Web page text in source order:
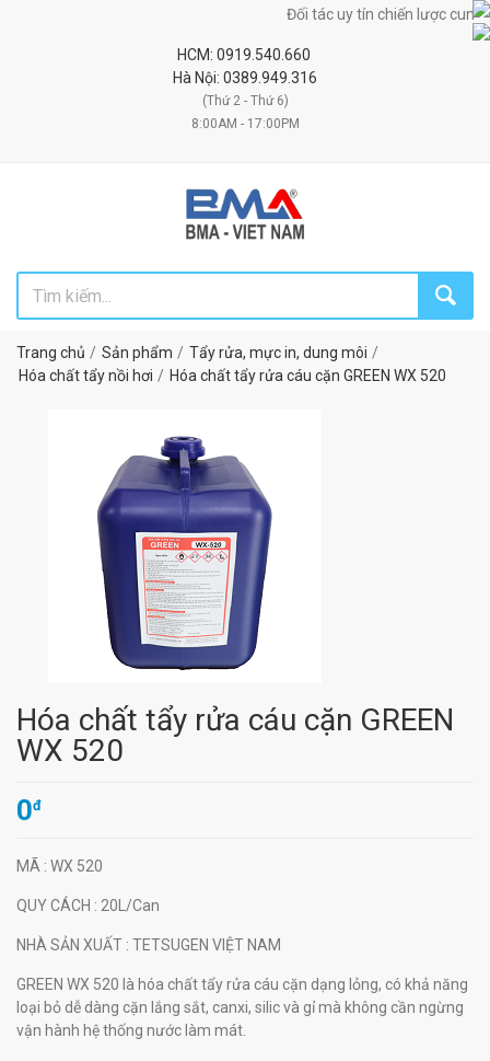
Đối tác uy tín chiến lược cung
HCM: 0919.540.660
Hà Nội: 0389.949.316
(Thứ 2 - Thứ 6)
8:00AM - 17:00PM
Trang chủ Sản phẩm
Tẩy rửa, mực in, dung môi
Hóa chất tẩy nồi hơi
Hóa chất tẩy rửa cáu cặn GREEN WX 520
Hóa chất tẩy rửa cáu cặn GREEN
WX 520
0đ
MÃ : WX 520
QUY CÁCH : 20L/Can
NHÀ SẢN XUẤT : TETSUGEN VIỆT NAM
GREEN WX 520 là hóa chất tẩy rửa cáu cặn dạng lỏng, có khả năng
loại bỏ dễ dàng cặn lắng sắt, canxi, silic và gỉ mà không cần ngừng
vận hành hệ thống nước làm mát.